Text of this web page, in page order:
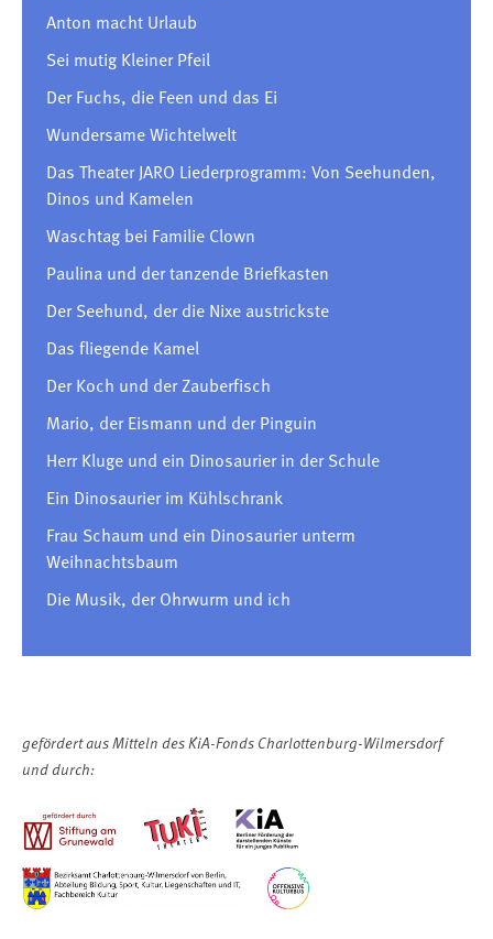
Anton macht Urlaub
Sei mutig Kleiner Pfeil
Der Fuchs, die Feen und das Ei
Wundersame Wichtelwelt
Das Theater JARO Liederprogramm: Von Seehunden,
Dinos und Kamelen
Waschtag bei Familie Clown
Paulina und der tanzende Briefkasten
Der Seehund, der die Nixe austrickste
Das fliegende Kamel
Der Koch und der Zauberfisch
Mario, der Eismann und der Pinguin
Herr Kluge und ein Dinosaurier in der Schule
Ein Dinosaurier im Kühlschrank
Frau Schaum und ein Dinosaurier unterm
Weihnachtsbaum
Die Musik, der Ohrwurm und ich
gefördert aus Mitteln des KiA-Fonds Charlottenburg-Wilmersdorf
und durch: